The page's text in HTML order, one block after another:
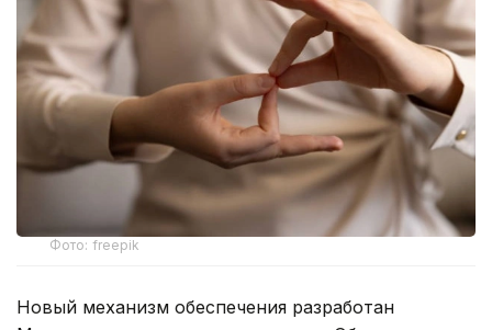
Фото: freepik
Новый механизм обеспечения разработан